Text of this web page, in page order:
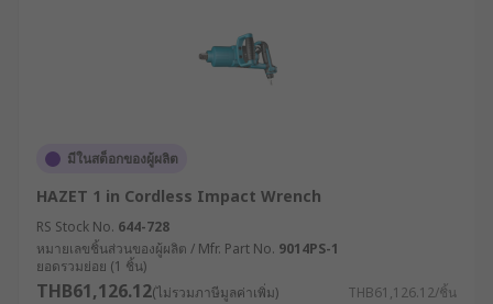
มีในสต็อกของผู้ผลิต
HAZET 1 in Cordless Impact Wrench
RS Stock No. 644-728
หมายเลขชิ้นส่วนของผู้ผลิต / Mfr. Part No. 9014PS-1
ยอดรวมย่อย (1 ชิ้น)
THB61,126.12(ไม่รวมภาษีมูลค่าเพิ่ม) THB61,126.12/ชิ้น